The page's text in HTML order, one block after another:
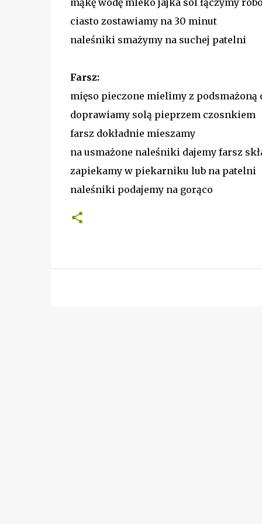
ciasto zostawiamy na 30 minut
naleśniki smażymy na suchej patelni
Farsz:
mięso pieczone mielimy z podsmażoną
doprawiamy solą pieprzem czosnkiem
farsz dokładnie mieszamy
na usmażone naleśniki dajemy farsz
zapiekamy w piekarniku lub na patelni
naleśniki podajemy na gorąco